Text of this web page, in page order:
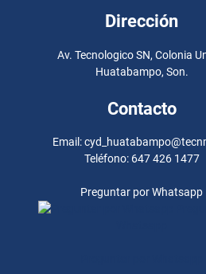
Dirección
Av. Tecnologico SN, Colonia
Huatabampo, Son.
Contacto
Email:
Teléfono: 647 426 1477
Preguntar por Whatsapp